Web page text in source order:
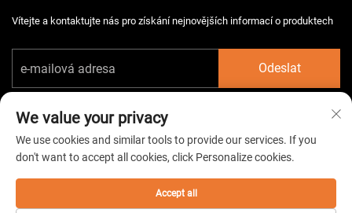
Vítejte a kontaktujte nás pro získání nejnovějších informací o produktech
Odeslat
Copyright © 2026 China Taizhou HarsMarg Electromechenical Co. Ltd.
Všechna práva vyhrazena. - Zásady ochrany soukromí
We value your privacy
We use cookies and similar tools to provide our services. If you
don't want to accept all cookies, click Personalize cookies.
Accept all